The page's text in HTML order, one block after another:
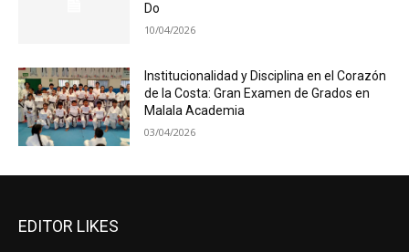
Do
10/04/2026
Institucionalidad y Disciplina en el Corazón
de la Costa: Gran Examen de Grados en
Malala Academia
03/04/2026
EDITOR LIKES